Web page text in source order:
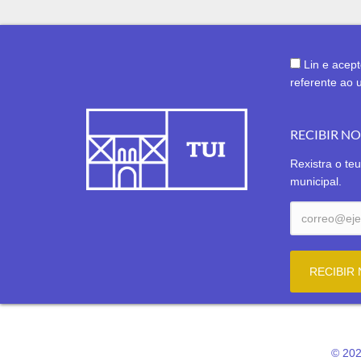
Lin e
referente ao
RECIBIR
Rexistra o
municipal.
©